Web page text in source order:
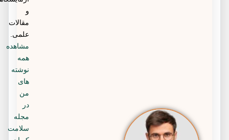
مقالات
علمی.
مشاهده
نوشته
سلامت